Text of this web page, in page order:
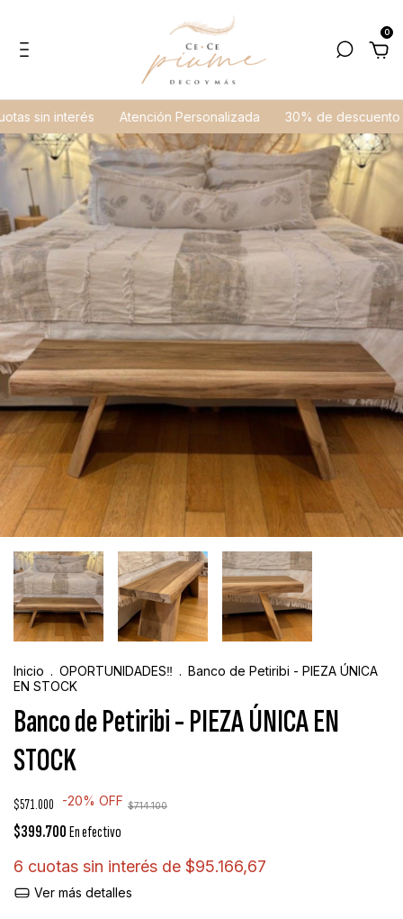
0
sin interés Atención Personalizada 30% de descuento
Inicio . OPORTUNIDADES‼️ . Banco de Petiribi - PIEZA ÚNICA
EN STOCK
Banco de Petiribi - PIEZA ÚNICA EN
STOCK
$571.000 -20% OFF $714.100
$399.700En efectivo
6 cuotas sin interés de $95.166,67
Ver más detalles